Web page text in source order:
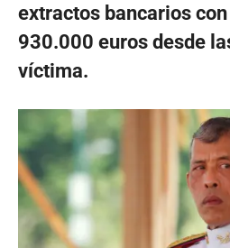
extractos bancarios
930.000 euros desde
víctima.